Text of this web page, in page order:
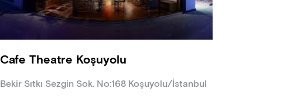
Cafe Theatre Koşuyolu
Bekir Sıtkı Sezgin Sok. No:168 Koşuyolu/İstanbul